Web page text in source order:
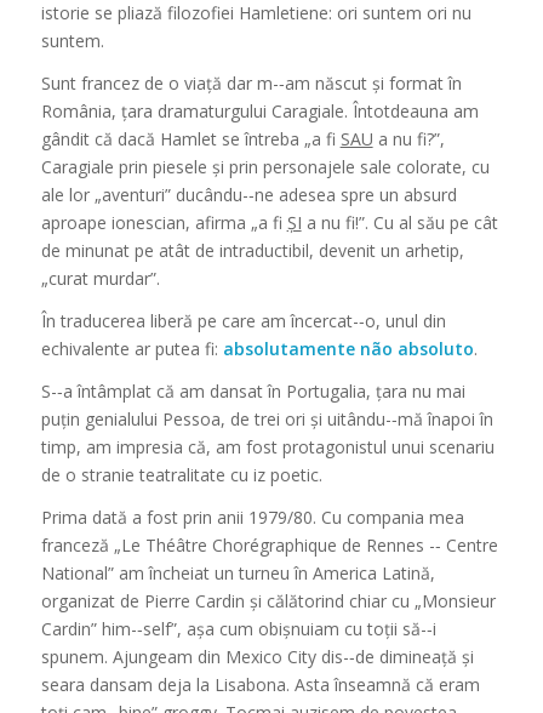
istorie se pliază filozofiei Hamletiene: ori suntem ori nu
suntem.
Sunt francez de o viață dar m-­‐am născut și format în
România, țara dramaturgului Caragiale. Întotdeauna am
gândit că dacă Hamlet se întreba „a fi SAU a nu fi?”,
Caragiale prin piesele și prin personajele sale colorate, cu
ale lor „aventuri” ducându-­‐ne adesea spre un absurd
aproape ionescian, afirma „a fi ȘI a nu fi!”. Cu al său pe cât
de minunat pe atât de intraductibil, devenit un arhetip,
„curat murdar”.
În traducerea liberă pe care am încercat-­‐o, unul din
echivalente ar putea fi: absolutamente não absoluto.
S-­‐a întâmplat că am dansat în Portugalia, țara nu mai
puțin genialului Pessoa, de trei ori și uitându-­‐mă înapoi în
timp, am impresia că, am fost protagonistul unui scenariu
de o stranie teatralitate cu iz poetic.
Prima dată a fost prin anii 1979/80. Cu compania mea
franceză „Le Théâtre Chorégraphique de Rennes -­‐ Centre
National” am încheiat un turneu în America Latină,
organizat de Pierre Cardin și călătorind chiar cu „Monsieur
Cardin” him-­‐self”, așa cum obișnuiam cu toții să-­‐i
spunem. Ajungeam din Mexico City dis-­‐de dimineață și
seara dansam deja la Lisabona. Asta înseamnă că eram